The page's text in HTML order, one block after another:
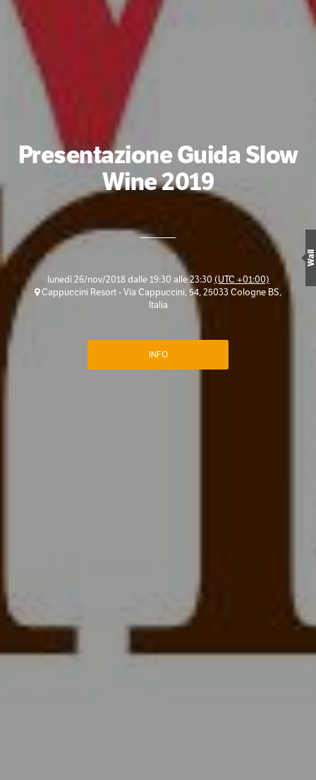
Presentazione Guida Slow
Wine 2019
lunedì 26/nov/2018 dalle 19:30 alle 23:30 (UTC +01:00)
Cappuccini Resort - Via Cappuccini, 54, 25033 Cologne BS,
Italia
INFO
Wall